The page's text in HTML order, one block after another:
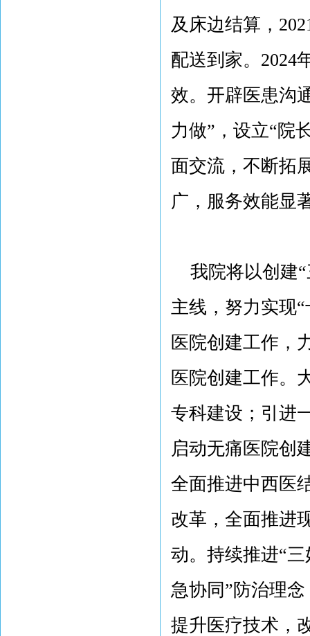
及床边结算，
配送到家。2024
效。开辟医患沟
力做”，设立“院
面交流，不断拓
广，服务效能显
我院将以创建“
主线，努力实现
医院创建工作，
医院创建工作。
专科建设；引进
启动无痛医院创
全面推进中西医
改革，全面推进
动。持续推进“
急协同”防治理
提升医疗技术，